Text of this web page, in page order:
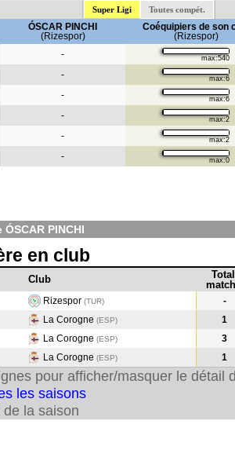
Super Ligi Toutes compét.
ÓSCAR PINCHI
(Rizespor)
Coéquipiers de son
(Rizespor)
- max:540
- max:6
- max:6
- max:2
- max:2
- max:0
ÓSCAR PINCHI
en club
Club
Total
Rizespor (TUR)
-
La Corogne (ESP)
1
La Corogne (ESP)
3
La Corogne (ESP) 1
pour afficher/masquer le détail
les saisons
la saison